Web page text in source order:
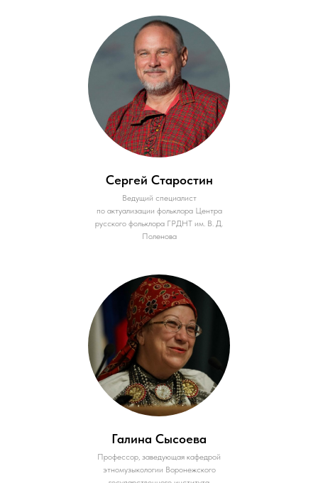
Сергей Старостин
Ведущий специалист
по актуализации фольклора Центра
русского фольклора ГРДНТ им. В. Д.
Поленова
Галина Сысоева
Профессор, заведующая кафедрой
этномузыкологии Воронежского